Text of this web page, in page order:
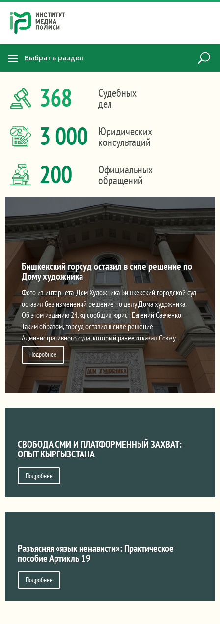
Выбрать раздел
368 Судебных
дел
3 000 Юридических
консультаций
200 Официальных
обращений
Бишкекский горсуд оставил в силе решение по
Дому художника
Фото из интернета. Дом Художника Бишкекский городской суд
оставил без изменений решение по делу Дома художника.
Об этом изданию 24.kg сообщил юрист Евгений Савченко.
Таким образом, горсуд оставил в силе решение
Административного суда, который ранее отказал Союзу...
Подробнее
СВОБОДА СМИ И ПЛАТФОРМЕННЫЙ ЗАХВАТ:
ОПЫТ КЫРГЫЗСТАНА
Подробнее
Разъясняя «язык ненависти»: Практическое
пособие Артикль 19
Подробнее